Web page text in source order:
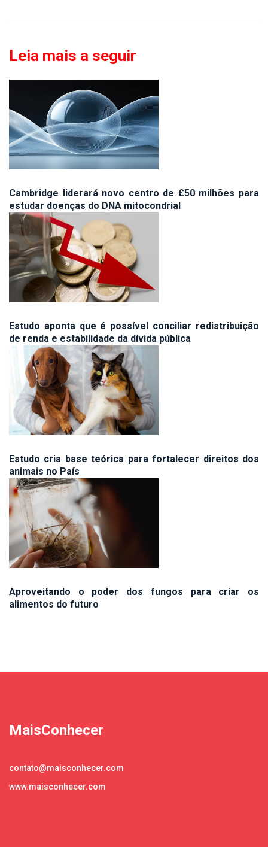
Leia mais a seguir
Cambridge liderará novo centro de £50 milhões para
estudar doenças do DNA mitocondrial
Estudo aponta que é possível conciliar redistribuição
de renda e estabilidade da dívida pública
Estudo cria base teórica para fortalecer direitos dos
animais no País
Aproveitando o poder dos fungos para criar os
alimentos do futuro
MaisConhecer
contato@maisconhecer.com
www.maisconhecer.com